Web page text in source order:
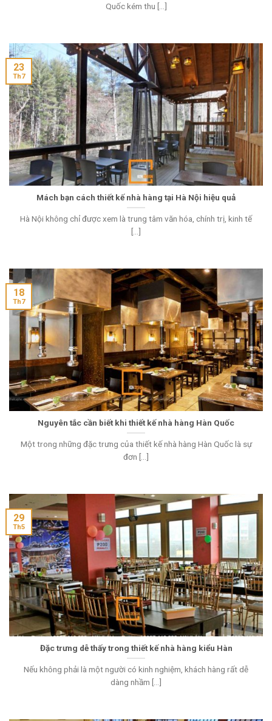
Quốc kém thu [...]
Mách bạn cách thiết kế nhà hàng tại Hà Nội hiệu quả
Hà Nội không chỉ được xem là trung tâm văn hóa, chính trị, kinh tế
[...]
23
Th7
Nguyên tắc cần biết khi thiết kế nhà hàng Hàn Quốc
Một trong những đặc trưng của thiết kế nhà hàng Hàn Quốc là sự
đơn [...]
18
Th7
Đặc trưng dễ thấy trong thiết kế nhà hàng kiểu Hàn
Nếu không phải là một người có kinh nghiệm, khách hàng rất dễ
dàng nhầm [...]
29
Th5